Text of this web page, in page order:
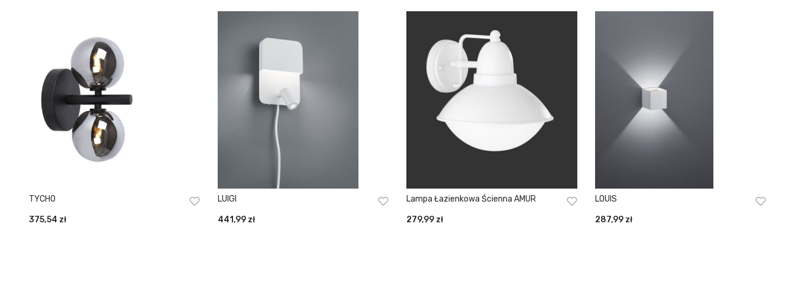
TYCHO
375,54 zł
LUIGI
441,99 zł
Lampa Łazienkowa Ścienna AMUR
279,99 zł
LOUIS
287,99 zł